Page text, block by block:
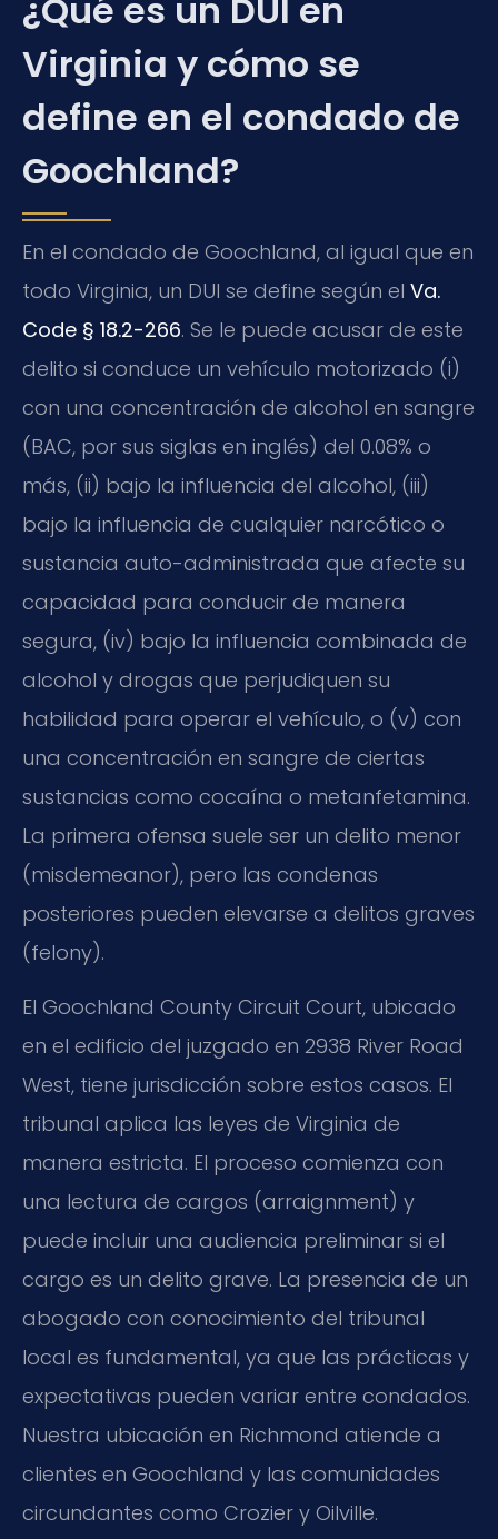
¿Qué es un DUI en
Virginia y cómo se
define en el condado de
Goochland?
En el condado de Goochland, al igual que en
todo Virginia, un DUI se define según el Va.
Code § 18.2-266. Se le puede acusar de este
delito si conduce un vehículo motorizado (i)
con una concentración de alcohol en sangre
(BAC, por sus siglas en inglés) del 0.08% o
más, (ii) bajo la influencia del alcohol, (iii)
bajo la influencia de cualquier narcótico o
sustancia auto-administrada que afecte su
capacidad para conducir de manera
segura, (iv) bajo la influencia combinada de
alcohol y drogas que perjudiquen su
habilidad para operar el vehículo, o (v) con
una concentración en sangre de ciertas
sustancias como cocaína o metanfetamina.
La primera ofensa suele ser un delito menor
(misdemeanor), pero las condenas
posteriores pueden elevarse a delitos graves
(felony).
El Goochland County Circuit Court, ubicado
en el edificio del juzgado en 2938 River Road
West, tiene jurisdicción sobre estos casos. El
tribunal aplica las leyes de Virginia de
manera estricta. El proceso comienza con
una lectura de cargos (arraignment) y
puede incluir una audiencia preliminar si el
cargo es un delito grave. La presencia de un
abogado con conocimiento del tribunal
local es fundamental, ya que las prácticas y
expectativas pueden variar entre condados.
Nuestra ubicación en Richmond atiende a
clientes en Goochland y las comunidades
circundantes como Crozier y Oilville.